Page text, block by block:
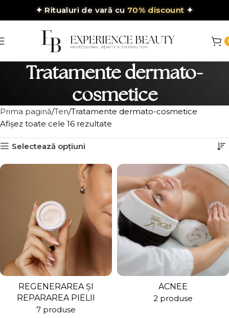
✦Ritualuri de vară cu 70% discount ✦
Tratamente dermato-
cosmetice
Prima pagină Ten Tratamente dermato-cosmetice
Afișez toate cele 16 rezultate
Selectează opțiuni
REGENERAREA ȘI
REPARAREA PIELII
7 produse
ACNEE
2 produse